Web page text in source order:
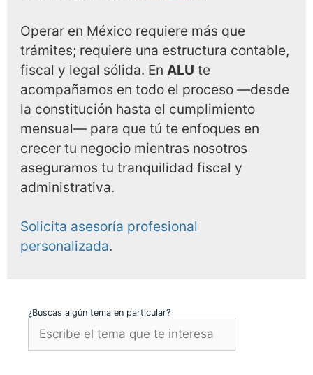
Operar en México requiere más que
trámites; requiere una estructura contable,
fiscal y legal sólida. En ALU te
acompañamos en todo el proceso —desde
la constitución hasta el cumplimiento
mensual— para que tú te enfoques en
crecer tu negocio mientras nosotros
aseguramos tu tranquilidad fiscal y
administrativa.
Solicita asesoría profesional
personalizada.
¿Buscas algún tema en particular?